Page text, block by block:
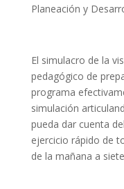
Planeación y
El simulacro de la
pedagógico de
programa
simulación
pueda dar cuenta
ejercicio rápido de
de la mañana a